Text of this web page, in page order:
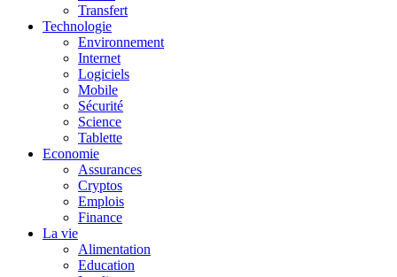
Transfert
Technologie
Environnement
Internet
Logiciels
Mobile
Sécurité
Science
Tablette
Economie
Assurances
Cryptos
Emplois
Finance
La vie
Alimentation
Education